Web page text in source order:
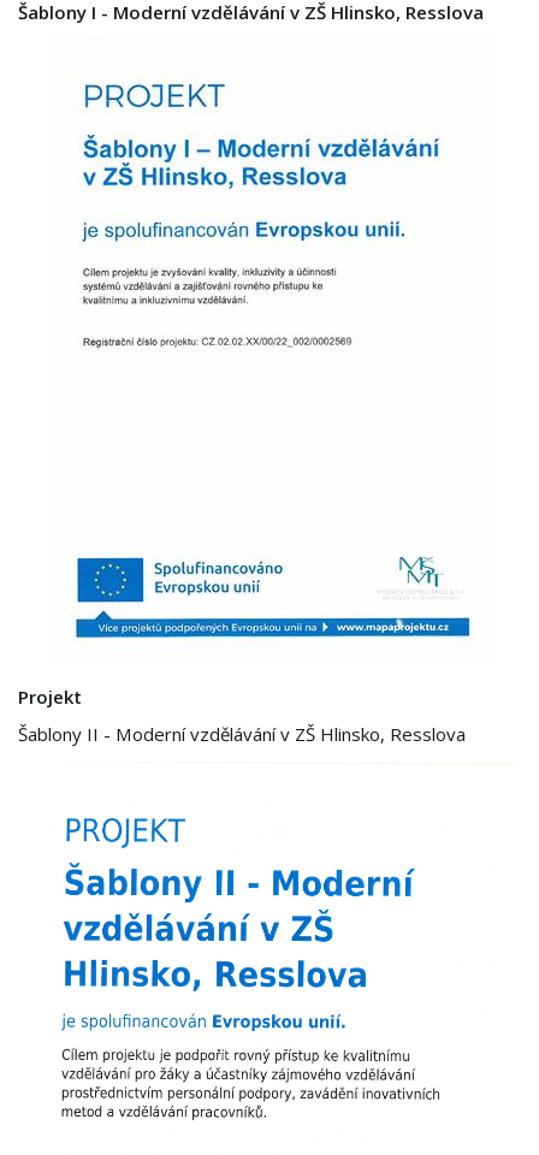
Šablony I - Moderní vzdělávání v ZŠ Hlinsko, Resslova
Projekt
Šablony II - Moderní vzdělávání v ZŠ Hlinsko, Resslova